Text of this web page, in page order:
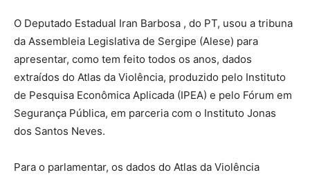
O Deputado Estadual Iran Barbosa , do PT, usou a tribuna
da Assembleia Legislativa de Sergipe (Alese) para
apresentar, como tem feito todos os anos, dados
extraídos do Atlas da Violência, produzido pelo Instituto
de Pesquisa Econômica Aplicada (IPEA) e pelo Fórum em
Segurança Pública, em parceria com o Instituto Jonas
dos Santos Neves.
Para o parlamentar, os dados do Atlas da Violência